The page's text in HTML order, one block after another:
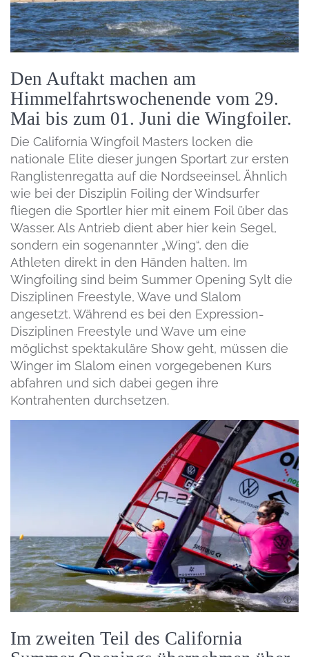
Den Auftakt machen am
Himmelfahrtswochenende vom 29.
Mai bis zum 01. Juni die Wingfoiler.
Die California Wingfoil Masters locken die
nationale Elite dieser jungen Sportart zur ersten
Ranglistenregatta auf die Nordseeinsel. Ähnlich
wie bei der Disziplin Foiling der Windsurfer
fliegen die Sportler hier mit einem Foil über das
Wasser. Als Antrieb dient aber hier kein Segel,
sondern ein sogenannter „Wing“, den die
Athleten direkt in den Händen halten. Im
Wingfoiling sind beim Summer Opening Sylt die
Disziplinen Freestyle, Wave und Slalom
angesetzt. Während es bei den Expression-
Disziplinen Freestyle und Wave um eine
möglichst spektakuläre Show geht, müssen die
Winger im Slalom einen vorgegebenen Kurs
abfahren und sich dabei gegen ihre
Kontrahenten durchsetzen.
Im zweiten Teil des California